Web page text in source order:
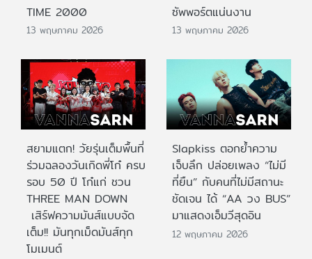
TIME 2000
13 พฤษภาคม 2026
ซัพพอร์ตแน่นงาน
13 พฤษภาคม 2026
สยามแตก! วัยรุ่นเต็มพื้นที่
ร่วมฉลองวันเกิดพี่โก๋ ครบ
รอบ 50 ปี โก๋แก่ ชวน
THREE MAN DOWN
เสิร์ฟความมันส์แบบจัด
เต็ม!! มันทุกเม็ดมันส์ทุก
โมเมนต์
Slapkiss ตอกย้ำความ
เจ็บลึก ปล่อยเพลง “ไม่มี
ที่ยืน” กับคนที่ไม่มีสถานะ
ชัดเจน ได้ “AA วง BUS”
มาแสดงเอ็มวีสุดอิน
12 พฤษภาคม 2026